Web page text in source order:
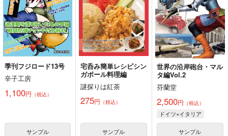
1,320 円（税込）
ミリタリー
赤城
加賀
サンプル
ミリタリー
サンプル
カート
2,500円（税込）
ミリタリー ドイツ
サンプル
カート
季刊フジロード13号
辛子工房
1,100円 （税込）
サンプル
宅呑み簡単レシピシン
ガポール料理編
謎探りは紅茶
275円 （税込）
サンプル
世界の沿岸砲台・マル
タ編Vol.2
芬蘭堂
2,500円 （税込）
ドイツ×イタリア
サンプル